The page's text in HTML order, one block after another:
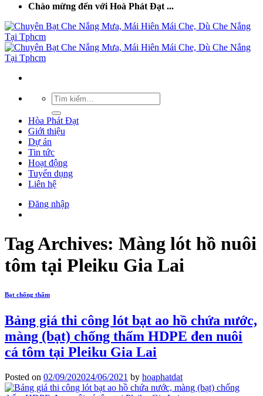
Chào mừng đến với Hoà Phát Đạt ...
Hòa Phát Đạt
Giới thiệu
Dự án
Tin tức
Hoạt động
Tuyển dụng
Liên hệ
Đăng nhập
Tag Archives: Màng lót hồ nuôi
tôm tại Pleiku Gia Lai
Bạt chống thấm
Bảng giá thi công lót bạt ao hồ chứa nước,
màng (bạt) chống thấm HDPE đen nuôi
cá tôm tại Pleiku Gia Lai
Posted on 02/09/202024/06/2021 by hoaphatdat